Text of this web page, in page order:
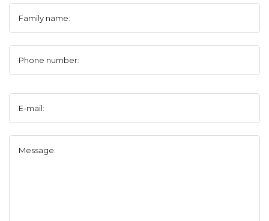
Family name:
Phone number:
E-mail:
Message: